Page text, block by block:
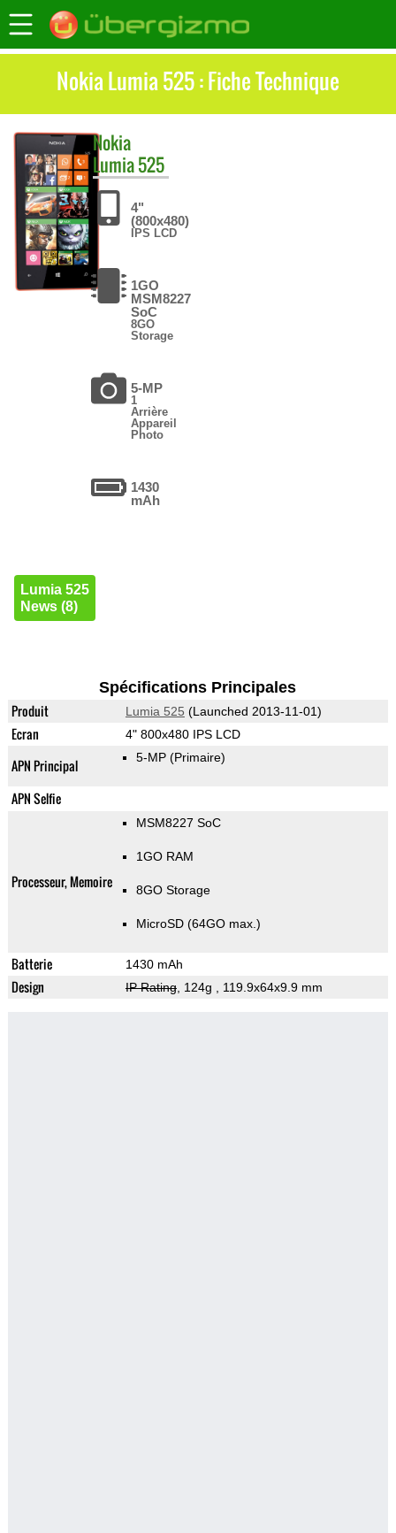
Nokia Lumia 525 : Fiche Technique
Nokia
Lumia 525
4"
(800x480)
IPS LCD
1GO
MSM8227
SoC
8GO
Storage
5-MP
1
Arrière
Appareil
Photo
1430
mAh
Lumia 525
News (8)
Spécifications Principales
Produit Lumia 525 (Launched 2013-11-01)
Ecran 4" 800x480 IPS LCD
APN Principal 5-MP (Primaire)
APN Selfie
Processeur, Memoire
MSM8227 SoC
1GO RAM
8GO Storage
MicroSD (64GO max.)
Batterie 1430 mAh
Design IP Rating, 124g , 119.9x64x9.9 mm